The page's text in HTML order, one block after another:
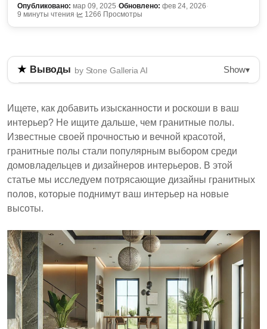
Опубликовано: мар 09, 2025·Обновлено: фев 24, 2026·
9 минуты чтения· 1266 Просмотры
Выводы by Stone Galleria AI Show▾
привлекательный вариант для домовладельцев,
предлагающий различные дизайны, подходящие
для разных стилей. Его устойчивость к царапинам
и пятнам делает его идеальным для зон с высокой
проходимостью, а легкость в уходе добавляет
практичности. Статья обсуждает различные
дизайны гранитных полов, включая классические
и современные стили, и предоставляет советы по
Гранитный пол известен своей прочностью и
вечной красотой, что делает его популярным
выбором.
Разнообразные дизайны, от классических до
современных, позволяют настроить под
личный стиль.
Ищете, как добавить изысканности и роскоши в ваш
интерьер? Не ищите дальше, чем гранитные полы.
Известные своей прочностью и вечной красотой,
гранитные полы стали популярным выбором среди
домовладельцев и дизайнеров интерьеров. В этой
статье мы исследуем потрясающие дизайны гранитных
полов, которые поднимут ваш интерьер на новые
высоты.